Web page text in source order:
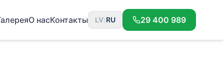
О насКонтакты LV/RU 29 400 989